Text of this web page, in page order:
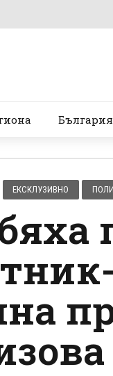
България
ЕКСКЛУЗИВНО